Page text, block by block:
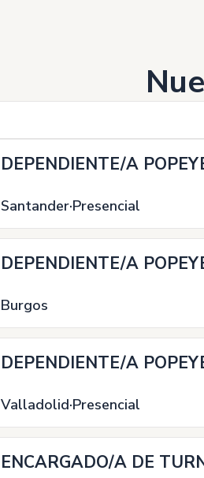
DEPENDIENTE/A
Santander Presencial
DEPENDIENTE/A
Burgos
DEPENDIENTE/A
Valladolid Presencial
ENCARGADO/A DE